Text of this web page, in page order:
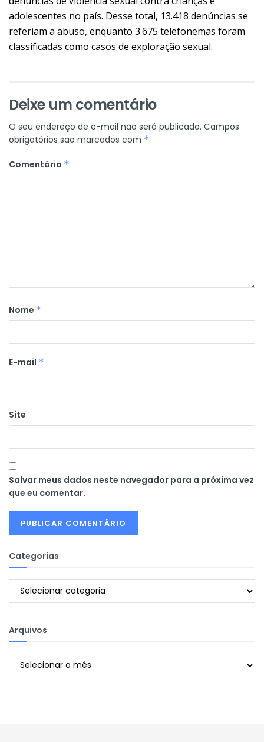
adolescentes no país. Desse total, 13.418 denúncias se
referiam a abuso, enquanto 3.675 telefonemas foram
classificadas como casos de exploração sexual.
Deixe um comentário
O seu endereço de e-mail não será publicado. Campos
obrigatórios são marcados com *
Comentário *
Nome *
E-mail *
Site
Salvar meus dados neste navegador para a próxima vez
que eu comentar.
Categorias
Categorias
Arquivos
Arquivos